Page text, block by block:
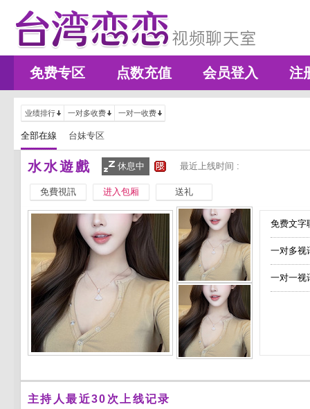
免费专区 点数充值 会员登入 注
业绩排行 一对多收费 一对一收费
全部在線 台妹专区
水水遊戲 休息中 最近上线时间 :
免費視訊 进入包厢 送礼
免费文
一对多
一对一
主持人最近30次上线记录